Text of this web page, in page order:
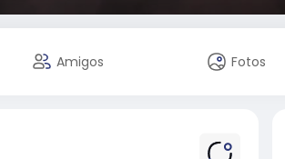
Amigos Fotos